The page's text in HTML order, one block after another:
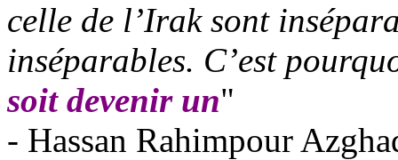
celle de l’Irak sont
inséparables. C’est
soit devenir un"
- Hassan Rahimpour